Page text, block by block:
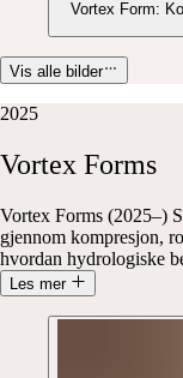
Vis alle bilder
2025
Vortex Forms
Vortex Forms (2025–)
gjennom kompresjon,
hvordan hydrologiske
Les mer